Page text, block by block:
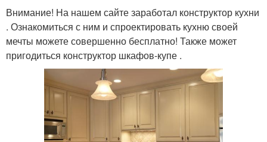
Внимание! На нашем сайте заработал конструктор кухни
. Ознакомиться с ним и спроектировать кухню своей
мечты можете совершенно бесплатно! Также может
пригодиться конструктор шкафов-купе .